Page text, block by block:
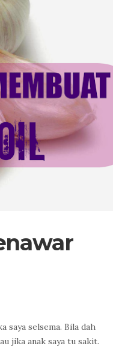
saya selsema. Bila dah
jika anak saya tu sakit.